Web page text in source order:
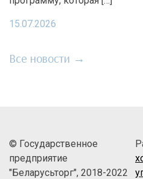
15.07.2026
Все новости →
© Государственное
предприятие
"Беларусьторг", 2018-2022